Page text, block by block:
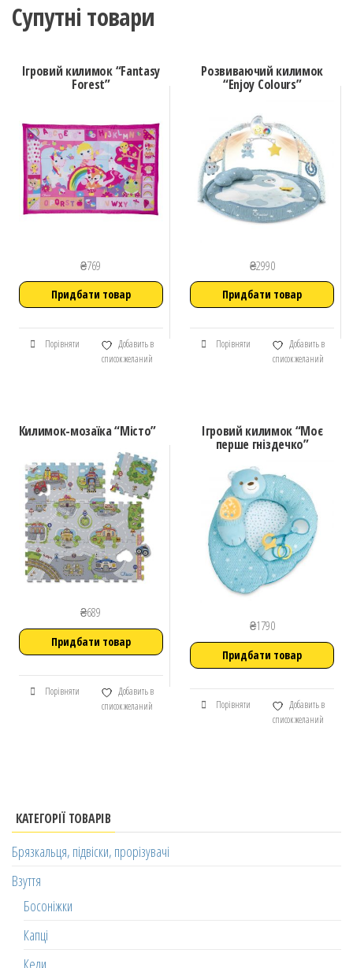
Супутні товари
Ігровий килимок “Fantasy
Forest”
₴769
Придбати товар
Порівняти
Добавить в
список желаний
Розвиваючий килимок
“Enjoy Colours”
₴2990
Придбати товар
Порівняти
Добавить в
список желаний
Килимок-мозаїка “Мicто”
₴689
Придбати товар
Порівняти
Добавить в
список желаний
Ігровий килимок “Моє
перше гніздечко”
₴1790
Придбати товар
Порівняти
Добавить в
список желаний
КАТЕГОРІЇ ТОВАРІВ
Брязкальця, підвіски, прорізувачі
Взуття
Босоніжки
Капці